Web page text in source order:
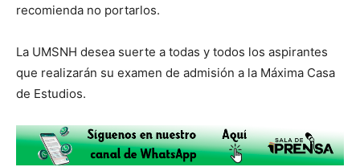
recomienda no portarlos.
La UMSNH desea suerte a todas y todos los aspirantes
que realizarán su examen de admisión a la Máxima Casa
de Estudios.